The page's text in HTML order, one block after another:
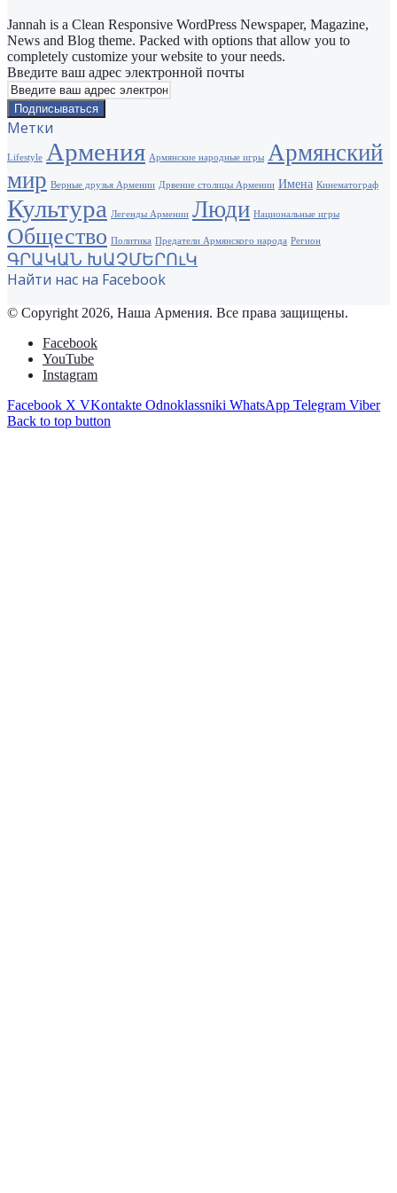
Jannah is a Clean Responsive WordPress Newspaper, Magazine,
News and Blog theme. Packed with options that allow you to
completely customize your website to your needs.
Введите ваш адрес электронной почты
Метки
Lifestyle Армения Армянские народные игры Армянский
мир Верные друзья Армении Дрвение столицы Армении Имена Кинематограф
Культура Легенды Армении Люди Национальные игры
Общество Политика Предатели Армянского народа Регион
ԳՐԱԿԱՆ ԽԱՉՄԵՐՈւԿ
Найти нас на Facebook
© Copyright 2026, Наша Армения. Все права защищены.
Facebook
YouTube
Instagram
Facebook X VKontakte Odnoklassniki WhatsApp Telegram Viber
Back to top button